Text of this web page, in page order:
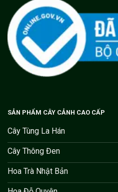
SẢN PHẨM CÂY CẢNH CAO CẤP
Cây Tùng La Hán
Cây Thông Đen
Hoa Trà Nhật Bản